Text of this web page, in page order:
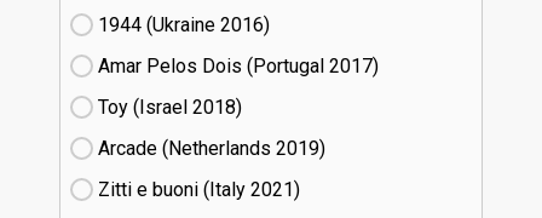
1944 (Ukraine
16)
Amar Pelos Dois (Portugal
17)
Toy (Israel
18)
Arcade (Netherlands
19)
Zitti e buoni​ (Italy
21)